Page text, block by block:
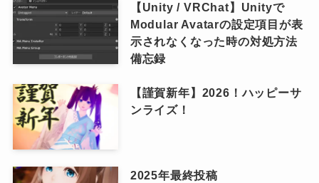
【Unity / VRChat】Unityで
Modular Avatarの設定項目が表
示されなくなった時の対処方法
備忘録
【謹賀新年】2026！ハッピーサ
ンライズ！
2025年最終投稿